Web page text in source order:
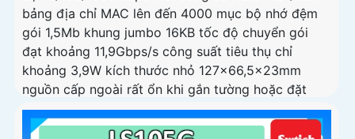
bảng địa chỉ MAC lên đến 4000 mục bộ nhớ đệm
gói 1,5Mb khung jumbo 16KB tốc độ chuyển gói
đạt khoảng 11,9Gbps/s công suất tiêu thụ chỉ
khoảng 3,9W kích thước nhỏ 127×66,5×23mm
nguồn cấp ngoài rất ổn khi gắn tường hoặc đặt
bàn.